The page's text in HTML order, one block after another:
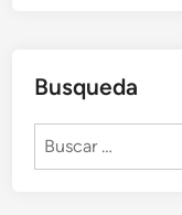
Busqueda
Buscar: